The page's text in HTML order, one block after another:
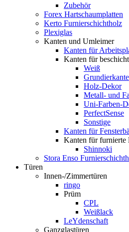
Zubehör
Forex Hartschaumplatten
Kerto Furnierschichtholz
Plexiglas
Kanten und Umleimer
Kanten für
Kanten für
Weiß
Grundierkante
Holz-Dekor
Metall- und
Uni-Farben-
PerfectSense
Sonstige
Kanten für
Kanten für furnierte
Shinnoki
Stora Enso
Türen
Innen-/Zimmertüren
ringo
Prüm
CPL
Weißlack
LeYdenschaft
Ganzglastüren